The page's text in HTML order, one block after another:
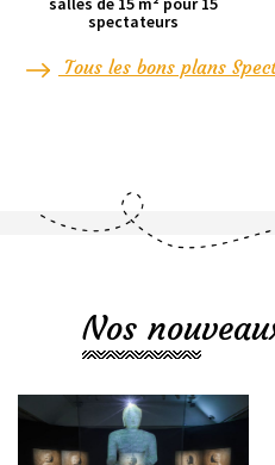
spectateurs
Tous les bons plans
Nos